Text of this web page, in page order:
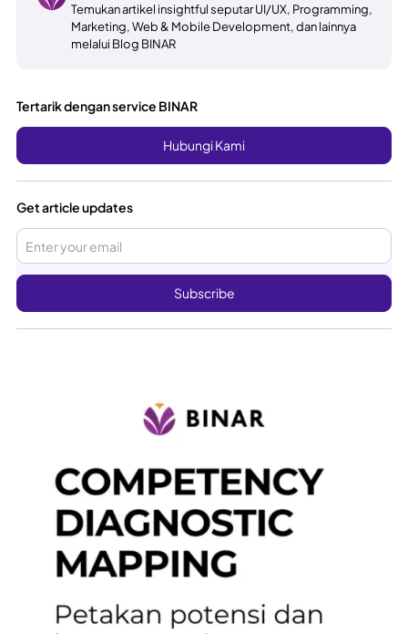
Temukan artikel insightful seputar UI/UX, Programming,
Marketing, Web & Mobile Development, dan lainnya
melalui Blog BINAR
Tertarik dengan service BINAR
Hubungi Kami
Get article updates